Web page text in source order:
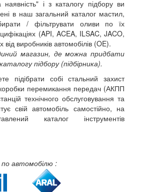
і з каталогу підбору ви
в наш загальний каталог мастил,
/ фільтрувати оливи по їх
(API, ACEA, ILSAC, JACO,
від виробників автомобілів (OE).
магазин, де можна придбати
підбору (підбірника).
підібрати собі стальний захист
перемикання передач (АКПП
технічного обслуговування та
свій автомобіль самостійно, на
каталог інструментів
по автомобілю :